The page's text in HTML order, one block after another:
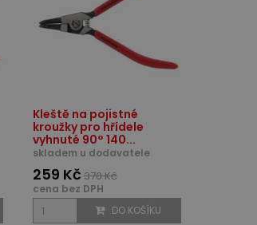
Kleště na pojistné
kroužky pro hřídele
vyhnuté 90° 140...
skladem u dodavatele
259 Kč370 Kč
cena bez DPH
DO KOŠÍKU